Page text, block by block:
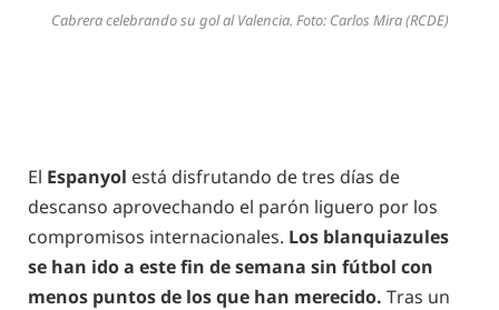
Cabrera celebrando su gol al Valencia. Foto: Carlos Mira (RCDE)
El Espanyol está disfrutando de tres días de
descanso aprovechando el parón liguero por los
compromisos internacionales. Los blanquiazules
se han ido a este fin de semana sin fútbol con
menos puntos de los que han merecido. Tras un